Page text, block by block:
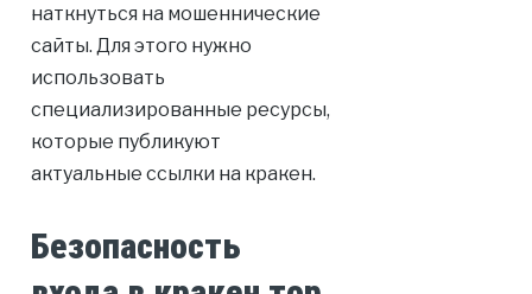
наткнуться на мошеннические
сайты. Для этого нужно
использовать
специализированные ресурсы,
которые публикуют
актуальные ссылки на кракен.
Безопасность